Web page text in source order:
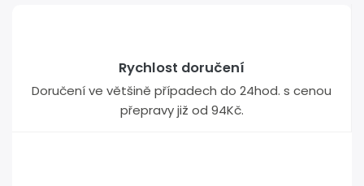
Rychlost doručení
Doručení ve většině případech do 24hod. s cenou
přepravy již od 94Kč.